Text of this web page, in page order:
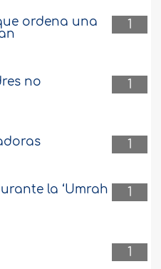
1
ordena una
1
no
1
1
la ‘Umrah
1